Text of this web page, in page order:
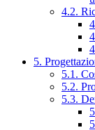
4.2.
5.
5.1.
5.2.
5.3.